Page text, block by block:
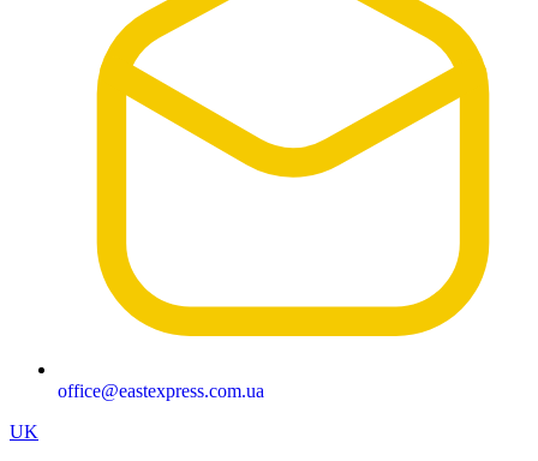
office@eastexpress.com.ua
UK